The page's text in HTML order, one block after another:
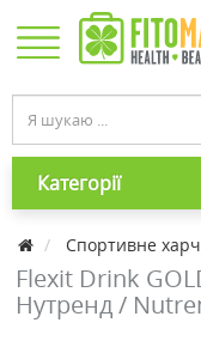
Категорії
Cпортивне
Flexit Drink
Нутренд /